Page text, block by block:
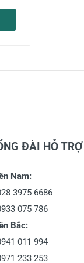
ĐÀI HỖ TRỢ
Nam:
3975 6686
075 786
Bắc:
011 994
233 253